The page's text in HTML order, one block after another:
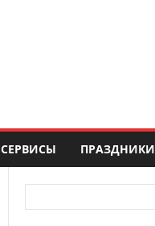
СЕРВИСЫ ПРАЗДНИКИ